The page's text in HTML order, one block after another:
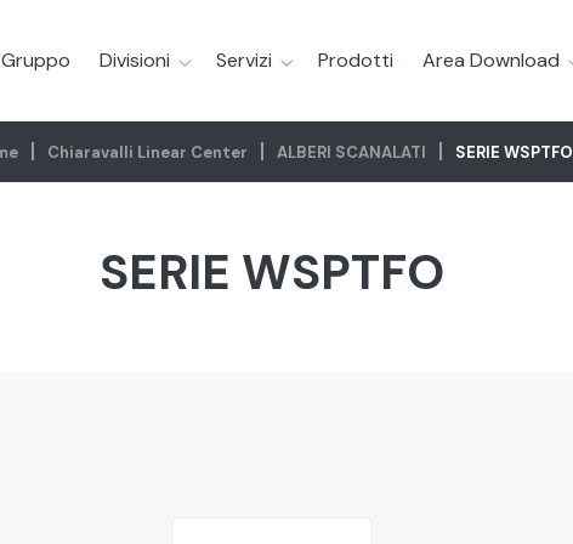
Divisioni Servizi Prodotti Area Download
Chiaravalli Linear Center ALBERI SCANALATI SERIE WSPTFO
SERIE WSPTFO